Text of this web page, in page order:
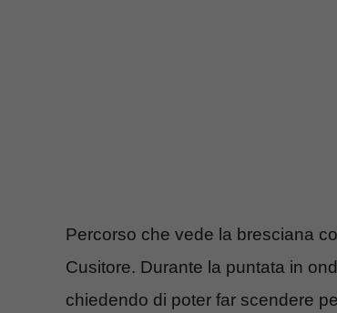
Percorso che vede la bresciana
Cusitore. Durante la puntata in
chiedendo di poter far scendere